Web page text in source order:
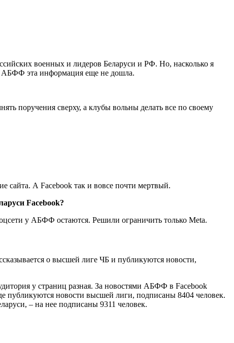
военных и лидеров Беларуси и РФ. Но, насколько я
АБФФ эта информация еще не дошла.
поручения сверху, а клубы вольны делать все по своему
сайта. А Facebook так и вовсе почти мертвый.
Facebook?
у АБФФ остаются. Решили ограничить только Meta.
о высшей лиге ЧБ и публикуются новости,
у страниц разная. За новостями АБФФ в Facebook
публикуются новости высшей лиги, подписаны 8404 человек.
– на нее подписаны 9311 человек.